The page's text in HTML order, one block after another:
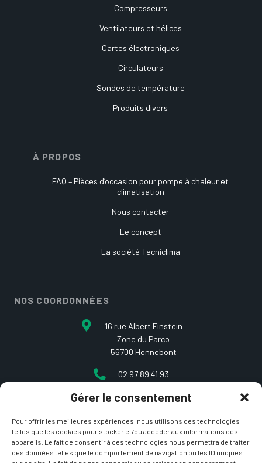
Gérer le consentement
Pour offrir les meilleures expériences, nous utilisons des technologies
telles que les cookies pour stocker et/ou accéder aux informations des
appareils. Le fait de consentir à ces technologies nous permettra de traiter
des données telles que le comportement de navigation ou les ID uniques
Compresseurs
Ventilateurs et hélices
Cartes électroniques
Circulateurs
Sondes de température
Produits divers
À PROPOS
FAQ – Pièces d’occasion pour pompe à chaleur et
climatisation
Nous contacter
Le concept
La société Tecniclima
NOS COORDONNÉES
16 rue Albert Einstein
Zone du Parco
56700 Hennebont
02 97 89 41 93
contact@etcarepart.com